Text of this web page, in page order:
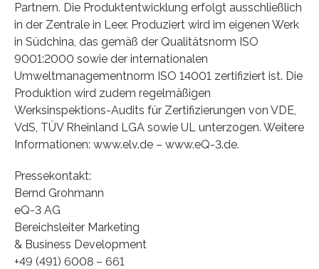
Partnern. Die Produktentwicklung erfolgt ausschließlich
in der Zentrale in Leer. Produziert wird im eigenen Werk
in Südchina, das gemäß der Qualitätsnorm ISO
9001:2000 sowie der internationalen
Umweltmanagementnorm ISO 14001 zertifiziert ist. Die
Produktion wird zudem regelmäßigen
Werksinspektions-Audits für Zertifizierungen von VDE,
VdS, TÜV Rheinland LGA sowie UL unterzogen. Weitere
Informationen: www.elv.de – www.eQ-3.de.
Pressekontakt:
Bernd Grohmann
eQ-3 AG
Bereichsleiter Marketing
& Business Development
+49 (491) 6008 – 661